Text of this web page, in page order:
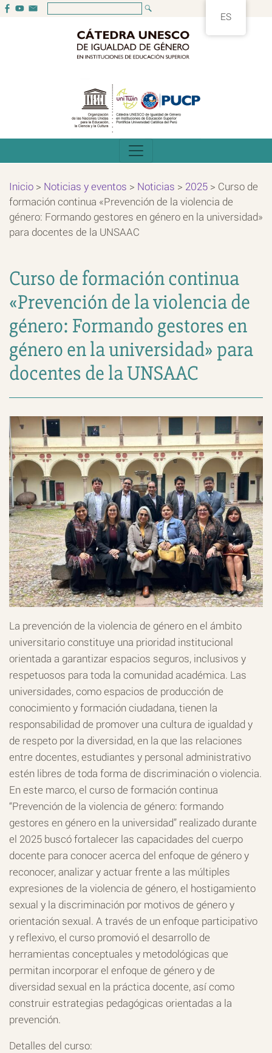
Inicio > Noticias y eventos > Noticias > 2025 > Curso de
formación continua «Prevención de la violencia de
género: Formando gestores en género en la universidad»
para docentes de la UNSAAC
Curso de formación continua
«Prevención de la violencia de
género: Formando gestores en
género en la universidad» para
docentes de la UNSAAC
La prevención de la violencia de género en el ámbito
universitario constituye una prioridad institucional
orientada a garantizar espacios seguros, inclusivos y
respetuosos para toda la comunidad académica. Las
universidades, como espacios de producción de
conocimiento y formación ciudadana, tienen la
responsabilidad de promover una cultura de igualdad y
de respeto por la diversidad, en la que las relaciones
entre docentes, estudiantes y personal administrativo
estén libres de toda forma de discriminación o violencia.
En este marco, el curso de formación continua
“Prevención de la violencia de género: formando
gestores en género en la universidad” realizado durante
el 2025 buscó fortalecer las capacidades del cuerpo
docente para conocer acerca del enfoque de género y
reconocer, analizar y actuar frente a las múltiples
expresiones de la violencia de género, el hostigamiento
sexual y la discriminación por motivos de género y
orientación sexual. A través de un enfoque participativo
y reflexivo, el curso promovió el desarrollo de
herramientas conceptuales y metodológicas que
permitan incorporar el enfoque de género y de
diversidad sexual en la práctica docente, así como
construir estrategias pedagógicas orientadas a la
prevención.
Detalles del curso:
ES